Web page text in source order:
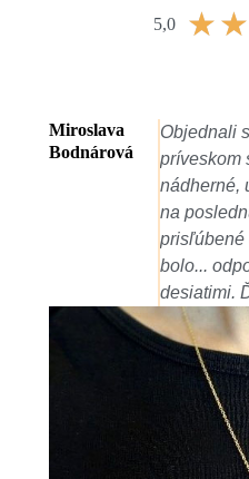
5,0 ★★
ale
tak aj
Vladislav
Jakúbek